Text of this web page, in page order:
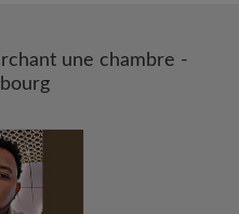
une chambre -